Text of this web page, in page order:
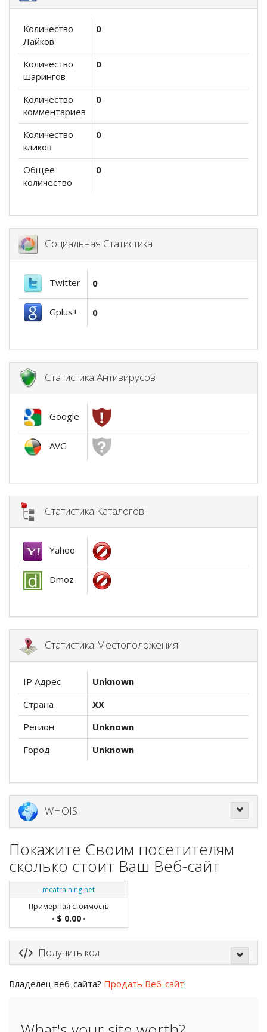
Количество
Лайков
0
Количество
шарингов
0
Количество
комментариев
0
Количество
кликов
0
Общее
количество
0
Социальная Статистика
Twitter 0
Gplus+ 0
Статистика Антивирусов
Google
AVG
Статистика Каталогов
Yahoo
Dmoz
Статистика Местоположения
IP Адрес
Unknown
Страна
XX
Регион
Unknown
Город
Unknown
WHOIS
Покажите Своим посетителям
сколько стоит Ваш Веб-сайт
mcatraining.net
Примерная стоимость
• $ 0.00•
Получить код
Владелец веб-сайта? Продать Веб-сайт!